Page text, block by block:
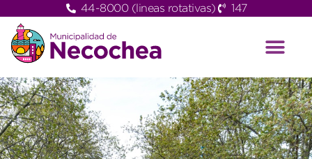
44-8000 (lineas rotativas) 147